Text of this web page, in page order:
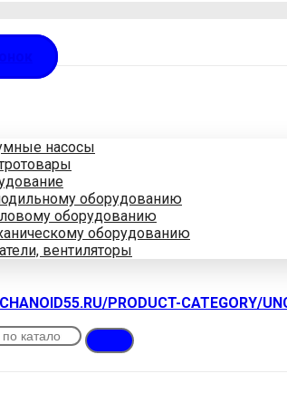
насосы
оборудованию
оборудованию
оборудованию
вентиляторы
PRODUCT-CATEGORY/